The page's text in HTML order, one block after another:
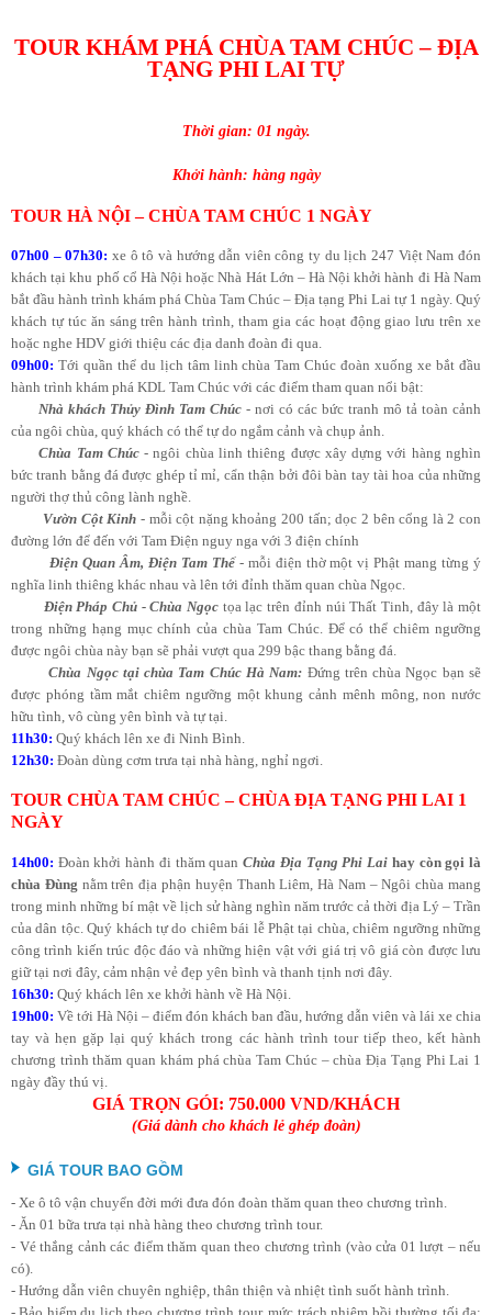
TOUR KHÁM PHÁ CHÙA TAM CHÚC – ĐỊA
TẠNG PHI LAI TỰ
Thời gian: 01 ngày.
Khởi hành: hàng ngày
TOUR HÀ NỘI – CHÙA TAM CHÚC 1 NGÀY
07h00 – 07h30: xe ô tô và hướng dẫn viên công ty du lịch 247 Việt Nam đón
khách tại khu phố cổ Hà Nội hoặc Nhà Hát Lớn – Hà Nội khởi hành đi Hà Nam
bắt đầu hành trình khám phá Chùa Tam Chúc – Địa tạng Phi Lai tự 1 ngày. Quý
khách tự túc ăn sáng trên hành trình, tham gia các hoạt động giao lưu trên xe
hoặc nghe HDV giới thiệu các địa danh đoàn đi qua.
09h00: Tới quần thể du lịch tâm linh chùa Tam Chúc đoàn xuống xe bắt đầu
hành trình khám phá KDL Tam Chúc với các điểm tham quan nổi bật:
Nhà khách Thủy Đình Tam Chúc - nơi có các bức tranh mô tả toàn cảnh
của ngôi chùa, quý khách có thể tự do ngắm cảnh và chụp ảnh.
Chùa Tam Chúc- ngôi chùa linh thiêng được xây dựng với hàng nghìn
bức tranh bằng đá được ghép tỉ mỉ, cẩn thận bởi đôi bàn tay tài hoa của những
người thợ thủ công lành nghề.
Vườn Cột Kinh - mỗi cột nặng khoảng 200 tấn; dọc 2 bên cổng là 2 con
đường lớn để đến với Tam Điện nguy nga với 3 điện chính
Điện Quan Âm, Điện Tam Thế- mỗi điện thờ một vị Phật mang từng ý
nghĩa linh thiêng khác nhau và lên tới đỉnh thăm quan chùa Ngọc.
Điện Pháp Chủ - Chùa Ngọc tọa lạc trên đỉnh núi Thất Tinh, đây là một
trong những hạng mục chính của chùa Tam Chúc. Để có thể chiêm ngưỡng
được ngôi chùa này bạn sẽ phải vượt qua 299 bậc thang bằng đá.
Chùa Ngọc tại chùa Tam Chúc Hà Nam: Đứng trên chùa Ngọc bạn sẽ
được phóng tầm mắt chiêm ngưỡng một khung cảnh mênh mông, non nước
hữu tình, vô cùng yên bình và tự tại.
11h30: Quý khách lên xe đi Ninh Bình.
12h30: Đoàn dùng cơm trưa tại nhà hàng, nghỉ ngơi.
TOUR CHÙA TAM CHÚC – CHÙA ĐỊA TẠNG PHI LAI 1
NGÀY
14h00: Đoàn khởi hành đi thăm quanChùa Địa Tạng Phi Lai hay còn gọi là
chùa Đùng nằm trên địa phận huyện Thanh Liêm, Hà Nam – Ngôi chùa mang
trong minh những bí mật về lịch sử hàng nghìn năm trước cả thời địa Lý – Trần
của dân tộc. Quý khách tự do chiêm bái lễ Phật tại chùa, chiêm ngưỡng những
công trình kiến trúc độc đáo và những hiện vật với giá trị vô giá còn được lưu
giữ tại nơi đây, cảm nhận vẻ đẹp yên bình và thanh tịnh nơi đây.
16h30: Quý khách lên xe khởi hành về Hà Nội.
19h00: Về tới Hà Nội – điểm đón khách ban đầu, hướng dẫn viên và lái xe chia
tay và hẹn gặp lại quý khách trong các hành trình tour tiếp theo, kết hành
chương trình thăm quan khám phá chùa Tam Chúc – chùa Địa Tạng Phi Lai 1
ngày đầy thú vị.
GIÁ TRỌN GÓI: 750.000 VND/KHÁCH
(Giá dành cho khách lẻ ghép đoàn)
GIÁ TOUR BAO GỒM
- Xe ô tô vận chuyển đời mới đưa đón đoàn thăm quan theo chương trình.
- Ăn 01 bữa trưa tại nhà hàng theo chương trình tour.
- Vé thắng cảnh các điểm thăm quan theo chương trình (vào cửa 01 lượt – nếu
có).
- Hướng dẫn viên chuyên nghiệp, thân thiện và nhiệt tình suốt hành trình.